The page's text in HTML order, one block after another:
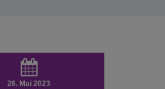
26. Mai 2023